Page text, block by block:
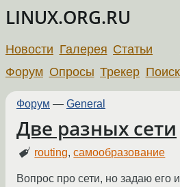
LINUX.ORG.RU
Новости Галерея Статьи
Форум Опросы Трекер Поиск
Форум — General
Две разных сети
routing,самообразование
Вопрос про сети, но задаю его